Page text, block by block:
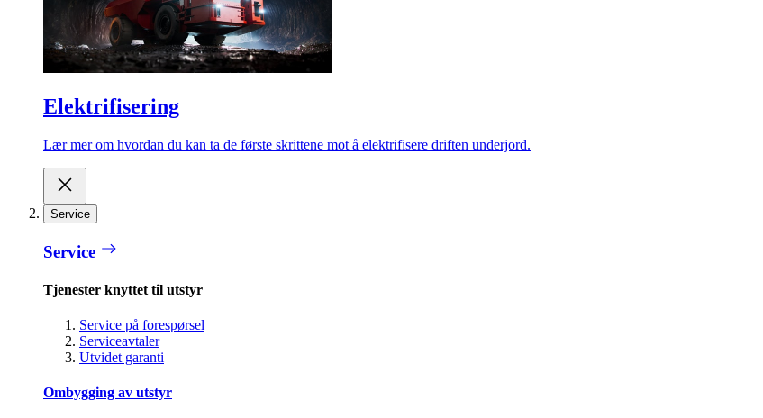
Elektrifisering
Lær mer om hvordan du kan ta de første skrittene mot å elektrifisere driften underjord.
Service
Service
Tjenester knyttet til utstyr
Service på forespørsel
Serviceavtaler
Utvidet garanti
Ombygging av utstyr